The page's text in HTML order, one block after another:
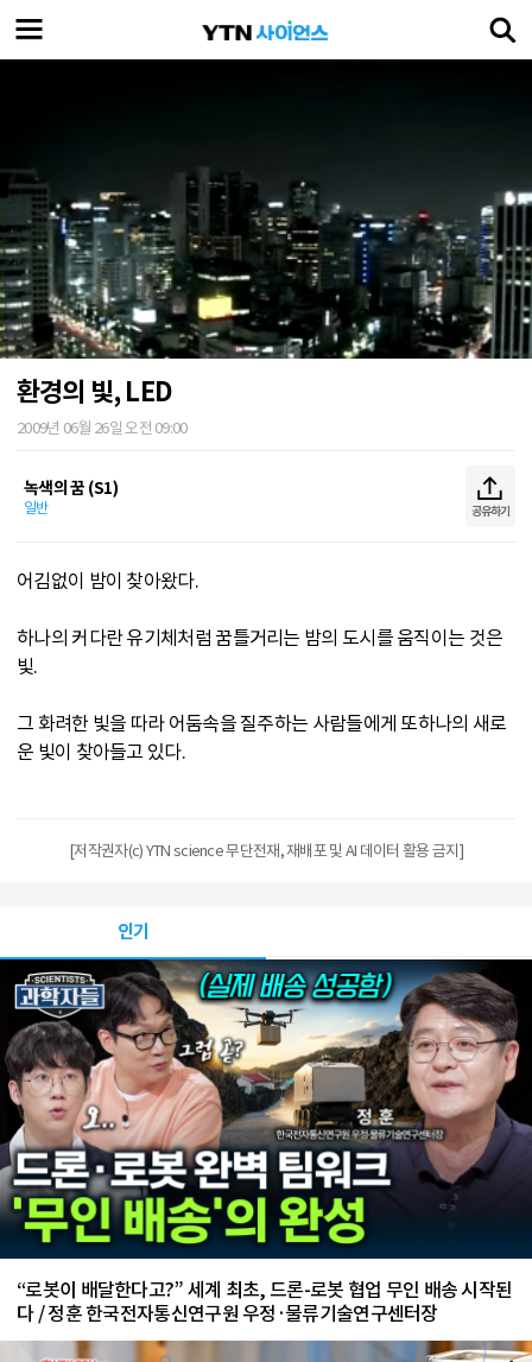
환경의 빛, LED
2009년 06월 26일 오전 09:00
녹색의 꿈 (S1)
일반 공유하기
어김없이 밤이 찾아왔다.
하나의 커다란 유기체처럼 꿈틀거리는 밤의 도시를 움직이는 것은
빛.
그 화려한 빛을 따라 어둠속을 질주하는 사람들에게 또하나의 새로
운 빛이 찾아들고 있다.
[저작권자(c) YTN science 무단전재, 재배포 및 AI 데이터 활용 금지]
인기
“로봇이 배달한다고?” 세계 최초, 드론-로봇 협업 무인 배송 시작된
다 / 정훈 한국전자통신연구원 우정·물류기술연구센터장